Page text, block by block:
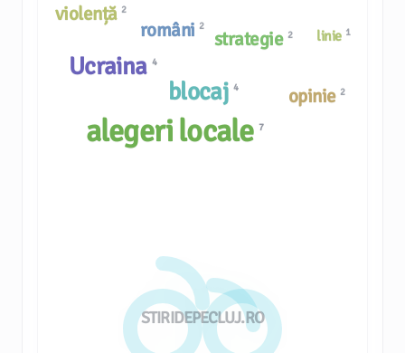
STIRIDEPECLUJ.RO
opinie 2
strategie 2
Ucraina 4
români 2
blocaj4
alegeri locale7
violență 2
linie 1